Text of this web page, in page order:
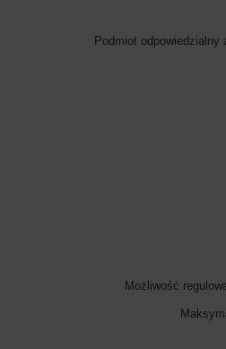
Podmiot odpowiedzialny
Możliwość